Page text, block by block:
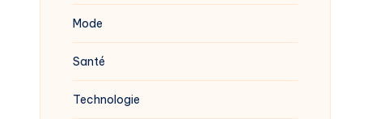
Mode
Santé
Technologie